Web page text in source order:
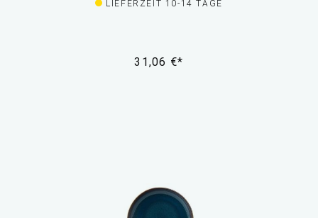
LIEFERZEIT 10-14 TAGE
31,06 €*